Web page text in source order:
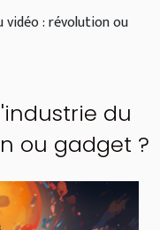
vidéo : révolution ou
du
ou gadget ?